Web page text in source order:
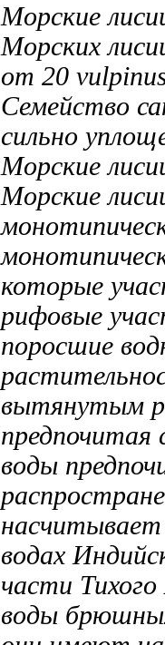
Морские
Морских
от 20
Семейство
сильно
Морские
Морские
которые
рифовые
поросшие
вытянутым
предпочитая
воды
насчитывает
водах
части Тихого
воды